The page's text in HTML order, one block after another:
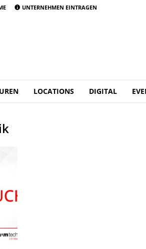
UNTERNEHMEN EINTRAGEN
LOCATIONS DIGITAL